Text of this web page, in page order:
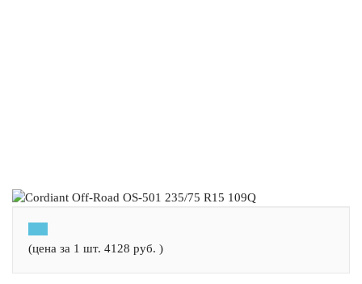
(цена за 1 шт. 4128 руб. )